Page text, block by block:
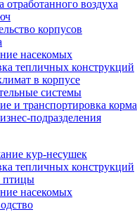
отработанного воздуха
корпусов
насекомых
тепличных конструкций
в корпусе
системы
и транспортировка корма
подразделения
кур-несушек
тепличных конструкций
птицы
насекомых